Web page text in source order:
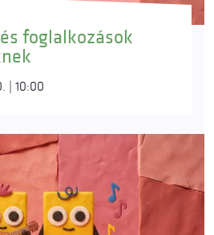
foglalkozások
| 10:00